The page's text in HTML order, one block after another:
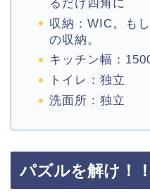
るだけ四角に
収納：WIC。も
の収納。
キッチン幅：
トイレ：独立
洗面所：独立
パズルを解け！！